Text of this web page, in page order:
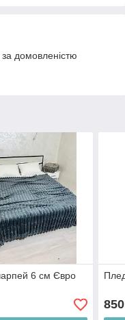
домовленістю
6 см Євро
850